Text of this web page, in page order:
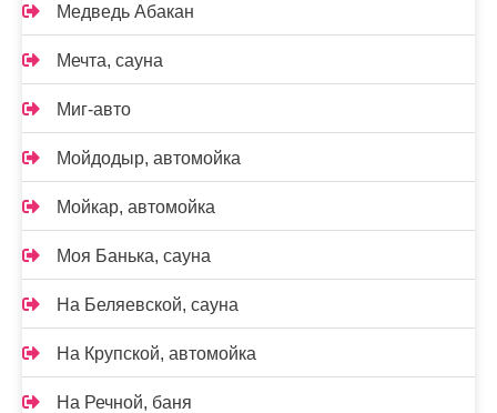
Медведь Абакан
Мечта, сауна
Миг-авто
Мойдодыр, автомойка
Мойкар, автомойка
Моя Банька, сауна
На Беляевской, сауна
На Крупской, автомойка
На Речной, баня